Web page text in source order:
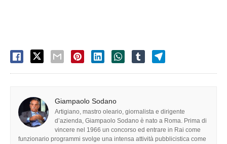
Giampaolo Sodano
Artigiano, mastro oleario, giornalista e dirigente
d’azienda, Giampaolo Sodano è nato a Roma. Prima di
vincere nel 1966 un concorso ed entrare in Rai come
funzionario programmi svolge una intensa attività pubblicistica come